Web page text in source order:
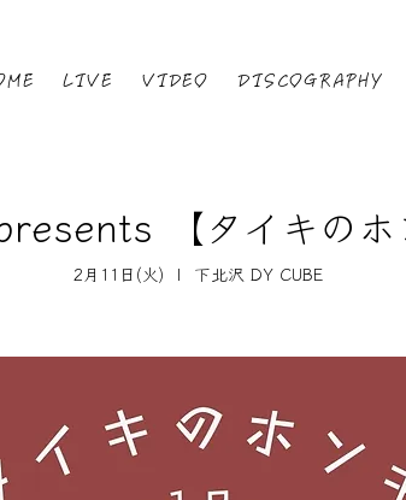
LIVE VIDEO DISCOGRAPHY
【タイキのホ
2月11日(火)
  |
下北沢 DY CUBE